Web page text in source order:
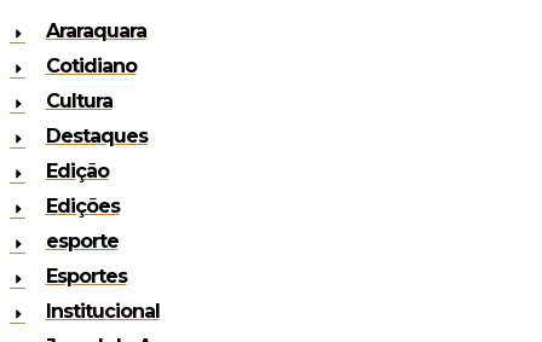
Araraquara
Cotidiano
Cultura
Destaques
Edição
Edições
esporte
Esportes
Institucional